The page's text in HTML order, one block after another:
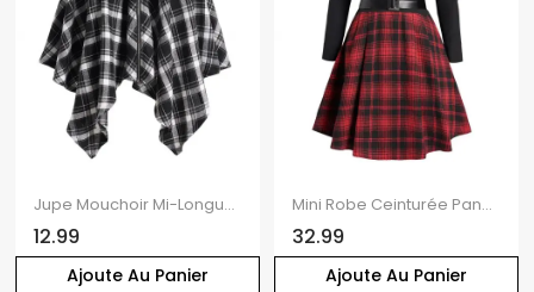
Ajoute Au Panier
Jupe Mouchoir Mi-Longue Zippée Asymétrique à Bretelle Bouclée à Carreaux
12.99
Ajoute Au Panier
Mini Robe Ceinturée Panneau à Carreaux à Taille Haute avec Bouton
32.99